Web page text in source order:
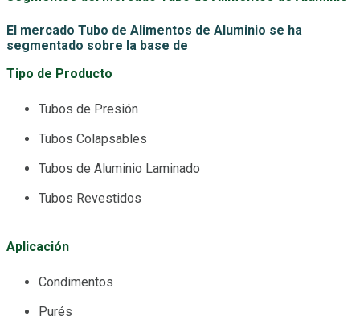
El mercado Tubo de Alimentos de Aluminio se ha
segmentado sobre la base de
Tipo de Producto
Tubos de Presión
Tubos Colapsables
Tubos de Aluminio Laminado
Tubos Revestidos
Aplicación
Condimentos
Purés